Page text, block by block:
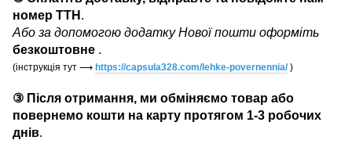
номер ТТН .
Або за допомогою додатку Нової пошти оформіть
безкоштовне .
(інструкція тут ⟶ https://capsula328.com/lehke-povernennia/)
③ Після отримання, ми обміняємо товар або
повернемо кошти на карту протягом 1-3 робочих
днів.